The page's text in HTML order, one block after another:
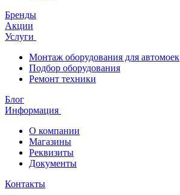
Бренды
Акции
Услуги
Монтаж оборудования для автомоек
Подбор оборудования
Ремонт техники
Блог
Информация
О компании
Магазины
Реквизиты
Документы
Контакты